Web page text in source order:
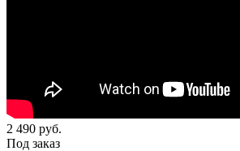
2 490 руб.
Под заказ